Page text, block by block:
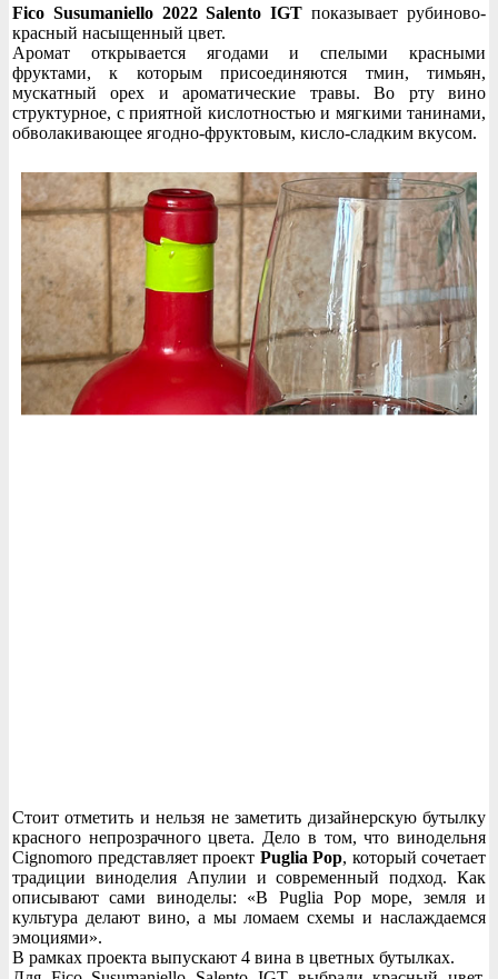
Fico Susumaniello 2022 Salento IGT показывает рубиново-
красный насыщенный цвет.
Аромат открывается ягодами и спелыми красными
фруктами, к которым присоединяются тмин, тимьян,
мускатный орех и ароматические травы. Во рту вино
структурное, с приятной кислотностью и мягкими танинами,
обволакивающее ягодно-фруктовым, кисло-сладким вкусом.
Стоит отметить и нельзя не заметить дизайнерскую бутылку
красного непрозрачного цвета. Дело в том, что винодельня
Cignomoro представляет проект Puglia Pop, который сочетает
традиции виноделия Апулии и современный подход. Как
описывают сами виноделы: «В Puglia Pop море, земля и
культура делают вино, а мы ломаем схемы и наслаждаемся
эмоциями».
В рамках проекта выпускают 4 вина в цветных бутылках.